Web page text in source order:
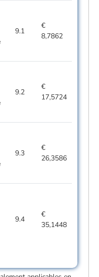
9.1
€
8,7862
9.2
€
17,5724
9.3
€
26,3586
9.4
€
35,1448